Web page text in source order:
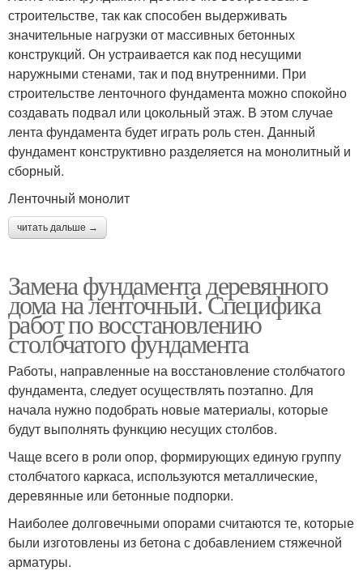
строительстве, так как способен выдерживать
значительные нагрузки от массивных бетонных
конструкций. Он устраивается как под несущими
наружными стенами, так и под внутренними. При
строительстве ленточного фундамента можно спокойно
создавать подвал или цокольный этаж. В этом случае
лента фундамента будет играть роль стен. Данный
фундамент конструктивно разделяется на монолитный и
сборный.
Ленточный монолит
читать дальше →
Замена фундамента деревянного
дома на ленточный. Специфика
работ по восстановлению
столбчатого фундамента
Работы, направленные на восстановление столбчатого
фундамента, следует осуществлять поэтапно. Для
начала нужно подобрать новые материалы, которые
будут выполнять функцию несущих столбов.
Чаще всего в роли опор, формирующих единую группу
столбчатого каркаса, используются металлические,
деревянные или бетонные подпорки.
Наиболее долговечными опорами считаются те, которые
были изготовлены из бетона с добавлением стяжечной
арматуры.